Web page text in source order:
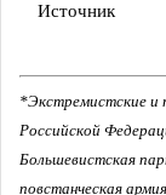
Источник
*Экстремистские и
Российской
Большевистская
повстанческая